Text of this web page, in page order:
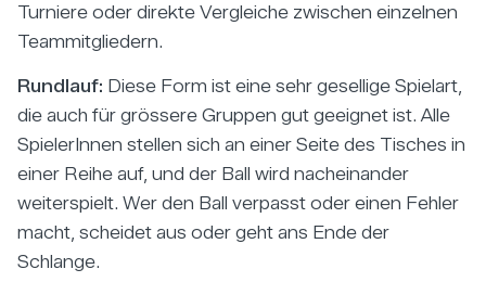
Turniere oder direkte Vergleiche zwischen einzelnen
Teammitgliedern.
Rundlauf: Diese Form ist eine sehr gesellige Spielart,
die auch für grössere Gruppen gut geeignet ist. Alle
SpielerInnen stellen sich an einer Seite des Tisches in
einer Reihe auf, und der Ball wird nacheinander
weiterspielt. Wer den Ball verpasst oder einen Fehler
macht, scheidet aus oder geht ans Ende der
Schlange.